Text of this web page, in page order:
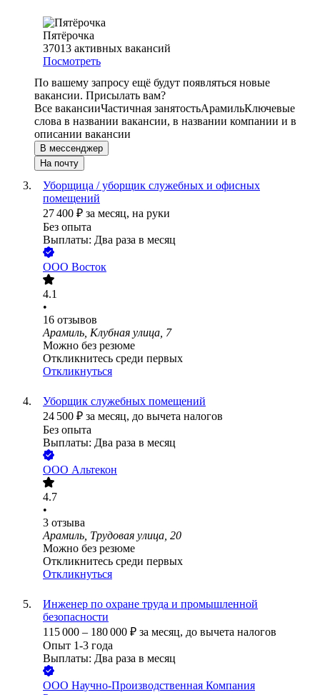
Пятёрочка
37013 активных вакансий
Посмотреть
По вашему запросу ещё будут появляться новые
вакансии. Присылать вам?
Все вакансииЧастичная занятостьАрамильКлючевые
слова в названии вакансии, в названии компании и в
описании вакансии
В мессенджер
На почту
Уборщица / уборщик служебных и офисных
помещений
27 400 ₽ за месяц, на руки
Без опыта
Выплаты: Два раза в месяц
ООО Восток
4.1
•
16 отзывов
Арамиль, Клубная улица, 7
Можно без резюме
Откликнитесь среди первых
Откликнуться
Уборщик служебных помещений
24 500 ₽ за месяц, до вычета налогов
Без опыта
Выплаты: Два раза в месяц
ООО Альтекон
4.7
•
3 отзыва
Арамиль, Трудовая улица, 20
Можно без резюме
Откликнитесь среди первых
Откликнуться
Инженер по охране труда и промышленной
безопасности
115 000 – 180 000 ₽ за месяц, до вычета налогов
Опыт 1-3 года
Выплаты: Два раза в месяц
ООО Научно-Производственная Компания